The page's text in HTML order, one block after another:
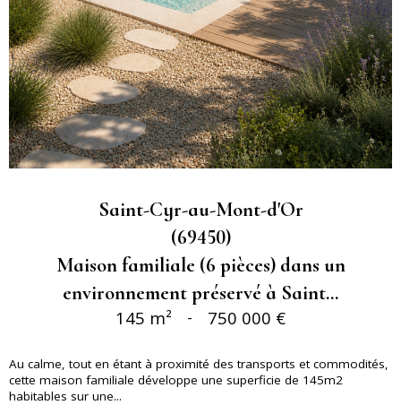
Saint-Cyr-au-Mont-d'Or
(69450)
Maison familiale (6 pièces) dans un
environnement préservé à Saint...
145 m² - 750 000 €
Au calme, tout en étant à proximité des transports et commodités,
cette maison familiale développe une superficie de 145m2
habitables sur une...